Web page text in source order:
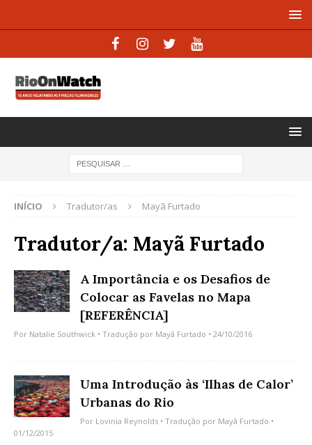
INÍCIO Tradutor/as Mayã Furtado
Tradutor/a: Mayã Furtado
A Importância e os Desafios de
Colocar as Favelas no Mapa
[REFERÊNCIA]
Por Natalie Southwick • Tradução por Mayã Furtado • 24/10/2016
Uma Introdução às ‘Ilhas de Calor’
Urbanas do Rio
Por Lovinia Reynolds • Tradução por Mayã Furtado •
01/12/2015